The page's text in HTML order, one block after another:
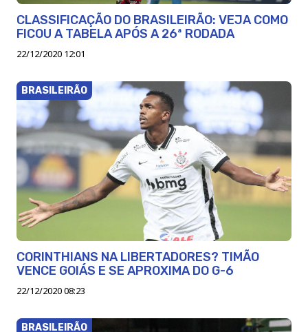
CLASSIFICAÇÃO DO BRASILEIRÃO: VEJA COMO
FICOU A TABELA APÓS A 26ª RODADA
22/12/2020 12:01
BRASILEIRÃO
CORINTHIANS NA LIBERTADORES? TIMÃO
VENCE GOIÁS E SE APROXIMA DO G-6
22/12/2020 08:23
BRASILEIRÃO